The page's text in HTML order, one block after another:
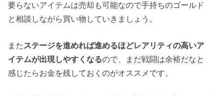
要らないアイテムは売却も可能なので手持ちのゴールド
と相談しながら買い物していきましょう。
また ステージを進めれば進めるほどレアリティの高いア
イテムが出現しやすくなるので、まだ戦闘は余裕だなと
感じたらお金を残しておくのがオススメです。